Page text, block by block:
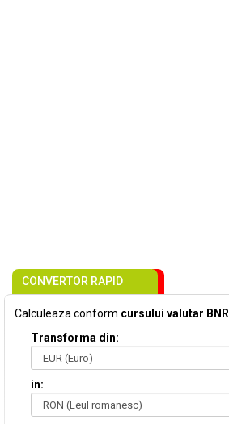
CONVERTOR RAPID
Calculeaza conform cursului valutar BNR
Transforma din:
in: